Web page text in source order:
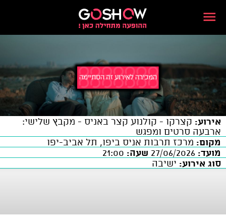
אירוע: קצרקו - קולנוע קצר באניס - מקבץ שלישי:
ארבעה סרטים ומפגש
מקום: מרכז תרבות אניס ביפו, תל אביב-יפו
מועד:
שעה:
סוג אירוע: ישיבה